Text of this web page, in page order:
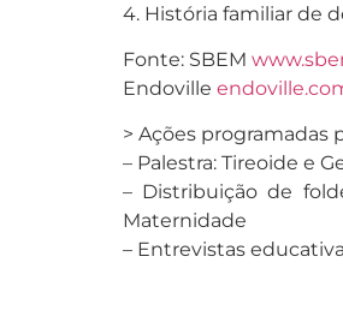
4. História familiar de
Fonte: SBEM
Endoville
> Ações programadas
– Palestra: Tireoide e
– Distribuição de
Maternidade
– Entrevistas